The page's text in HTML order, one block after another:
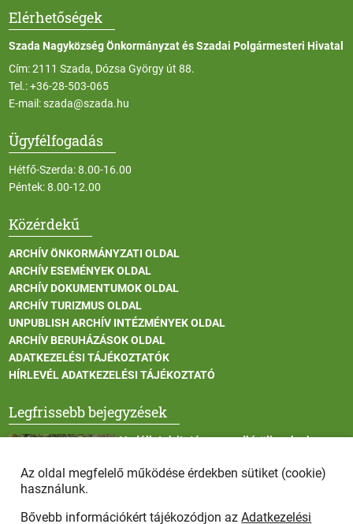
Elérhetőségek
Szada Nagyközség Önkormányzat és Szadai Polgármesteri Hivatal
Cím: 2111 Szada, Dózsa György út 88.
Tel.:+36-28-503-065
E-mail:szada@szada.hu
Ügyfélfogadás
Hétfő-Szerda: 8.00-16.00
Péntek: 8.00-12.00
Közérdekű
ARCHÍV ÖNKORMÁNYZATI OLDAL
ARCHÍV ESEMÉNYEK OLDAL
ARCHÍV DOKUMENTUMOK OLDAL
ARCHÍV TURIZMUS OLDAL
UNPUBLISH ARCHÍV INTÉZMÉNYEK OLDAL
ARCHÍV BERUHÁZÁSOK OLDAL
ADATKEZELÉSI TÁJÉKOZTATÓK
HÍRLEVÉL ADATKEZELÉSI TÁJÉKOZTATÓ
Legfrissebb bejegyzések
Vadállatok itatása a rendkívüli melegben
Az oldal megfelelő működése érdekben sütiket (cookie)
használunk.
Bővebb információkért tájékozódjon azAdatkezelési